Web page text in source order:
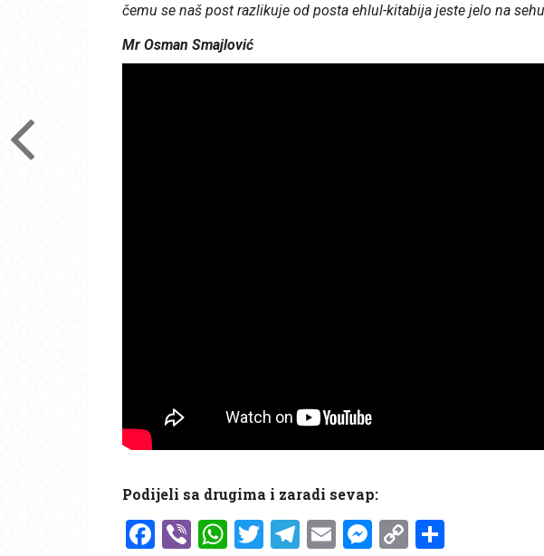
čemu se naš post razlikuje od posta ehlul-kitabija jeste jelo na
Mr Osman Smajlović
Podijeli sa drugima i zaradi sevap:
Facebook
ViberWhatsApp
Twitter
Telegram
EmailMessenger
CopyShare